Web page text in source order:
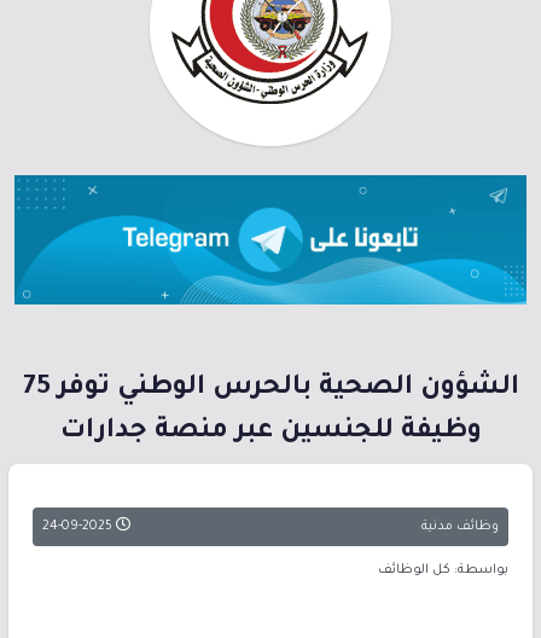
الشؤون الصحية بالحرس الوطني توفر 75
وظيفة للجنسين عبر منصة جدارات
وظائف مدنية 24-09-2025
بواسطة: كل الوظائف